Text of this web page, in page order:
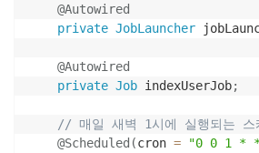
@Autowired
private JobLauncher
@Autowired
private Job indexUserJob;
// 매일 새벽 1시에 실행되는 스
@Scheduled (cron = "0 0 1 *